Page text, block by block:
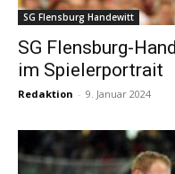
SG Flensburg Handewitt
SG Flensburg-
im Spielerportrait
Redaktion - 9. Januar 2024